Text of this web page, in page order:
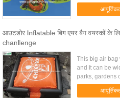
Color: Many
आउटडोर Inflatable बिग एयर बैग वयस्कों के
chanllenge
This big air bag
and it can be
parks, gardens
other playing
themselves in